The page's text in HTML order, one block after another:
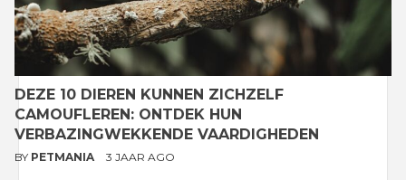
DEZE 10 DIEREN KUNNEN ZICHZELF
CAMOUFLEREN: ONTDEK HUN
VERBAZINGWEKKENDE VAARDIGHEDEN
BY PETMANIA 3 JAAR AGO